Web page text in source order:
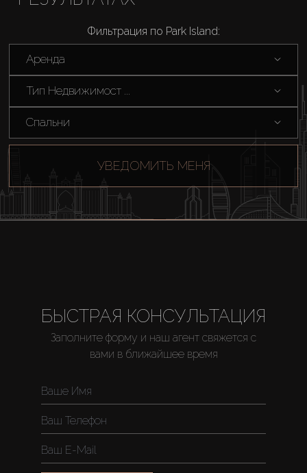
Каталоги
Агенты
About Us
Фильтрация по Park Island:
Аренда
Тип Недвижимост ...
Спальни
УВЕДОМИТЬ МЕНЯ
БЫСТРАЯ КОНСУЛЬТАЦИЯ
Заполните форму и наш агент свяжется с
вами в ближайшее время